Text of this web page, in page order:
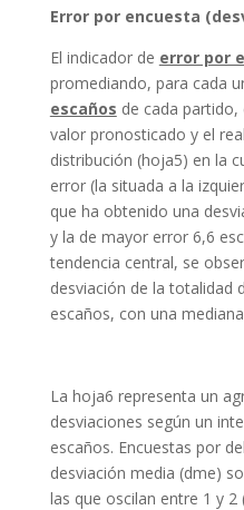
Error por encuesta
El indicador de error por
promediando, para cada
escaños de cada
valor pronosticado y el
distribución (hoja5) en la
error (la situada a la
que ha obtenido una
y la de mayor error 6,6
tendencia central, se
desviación de la totalidad
escaños, con una
La hoja6 representa un
desviaciones según un
escaños. Encuestas por
desviación media (dme)
las que oscilan entre 1 y 2